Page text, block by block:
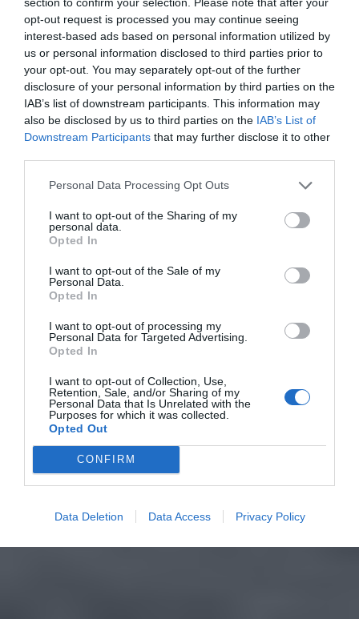
opt-out request is processed you may continue seeing
interest-based ads based on personal information utilized by
us or personal information disclosed to third parties prior to
your opt-out. You may separately opt-out of the further
disclosure of your personal information by third parties on the
IAB’s list of downstream participants. This information may
also be disclosed by us to third parties on the IAB’s List of
Downstream Participants that may further disclose it to other
Personal Data Processing Opt Outs
I want to opt-out of the Sharing of my
personal data.
Opted In
I want to opt-out of the Sale of my
Personal Data.
Opted In
I want to opt-out of processing my
Personal Data for Targeted Advertising.
Opted In
I want to opt-out of Collection, Use,
Retention, Sale, and/or Sharing of my
Personal Data that Is Unrelated with the
Purposes for which it was collected.
Opted Out
CONFIRM
Data Deletion Data Access Privacy Policy